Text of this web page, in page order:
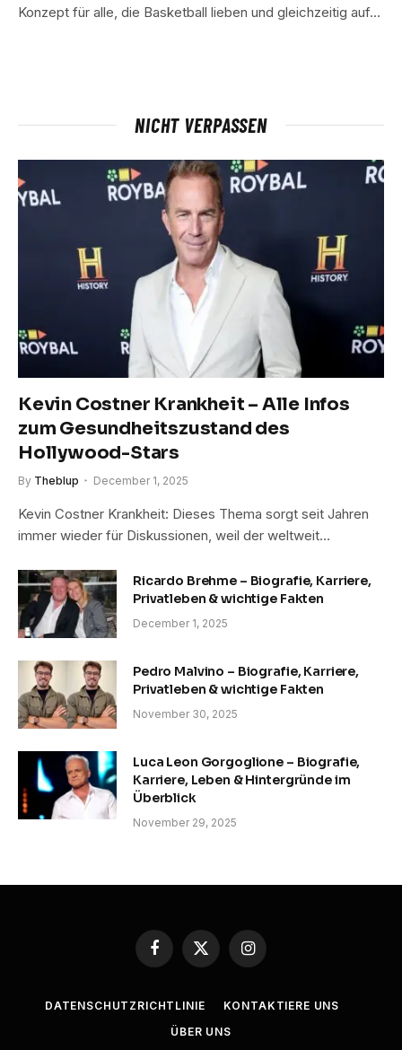
Konzept für alle, die Basketball lieben und gleichzeitig auf…
NICHT VERPASSEN
Kevin Costner Krankheit – Alle Infos
zum Gesundheitszustand des
Hollywood-Stars
By Theblup December 1, 2025
Kevin Costner Krankheit: Dieses Thema sorgt seit Jahren
immer wieder für Diskussionen, weil der weltweit…
Ricardo Brehme – Biografie, Karriere,
Privatleben & wichtige Fakten
December 1, 2025
Pedro Malvino – Biografie, Karriere,
Privatleben & wichtige Fakten
November 30, 2025
Luca Leon Gorgoglione – Biografie,
Karriere, Leben & Hintergründe im
Überblick
November 29, 2025
Facebook
X
(Twitter)
Instagram
DATENSCHUTZRICHTLINIE
KONTAKTIERE UNS
ÜBER UNS